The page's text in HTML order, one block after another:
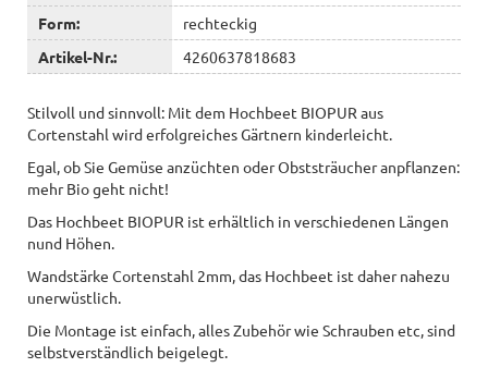
Form:
rechteckig
Artikel-Nr.:
4260637818683
Stilvoll und sinnvoll: Mit dem Hochbeet BIOPUR aus
Cortenstahl wird erfolgreiches Gärtnern kinderleicht.
Egal, ob Sie Gemüse anzüchten oder Obststräucher anpflanzen:
mehr Bio geht nicht!
Das Hochbeet BIOPUR ist erhältlich in verschiedenen Längen
nund Höhen.
Wandstärke Cortenstahl 2mm, das Hochbeet ist daher nahezu
unerwüstlich.
Die Montage ist einfach, alles Zubehör wie Schrauben etc, sind
selbstverständlich beigelegt.